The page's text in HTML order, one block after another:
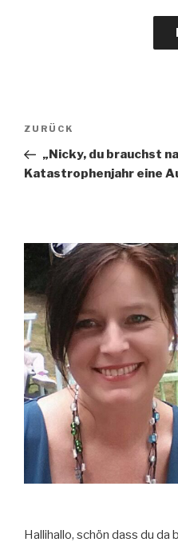
Beitragsnavigation
Vorheriger
Beitrag
ZURÜCK
„Nicky, du brauchst
Katastrophenjahr eine
Hallihallo, schön dass du da